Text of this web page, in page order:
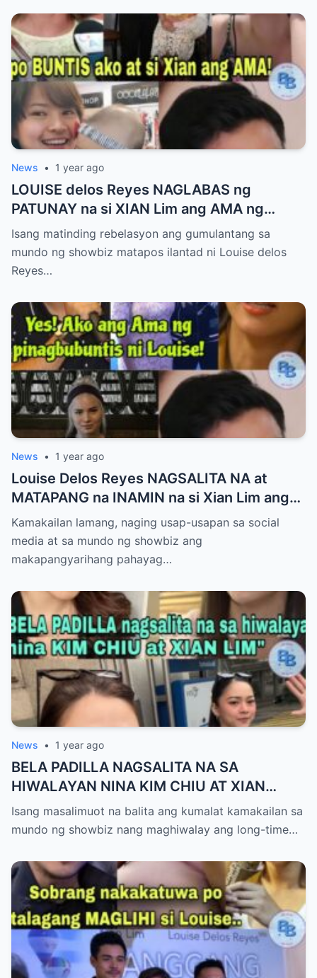
News • 1 year ago
LOUISE delos Reyes NAGLABAS ng
PATUNAY na si XIAN Lim ang AMA ng
Kaniyang PINAGBUBUNTIS!
Isang matinding rebelasyon ang gumulantang sa
mundo ng showbiz matapos ilantad ni Louise delos
Reyes…
News • 1 year ago
Louise Delos Reyes NAGSALITA NA at
MATAPANG na INAMIN na si Xian Lim ang
AMA ng Pinagbubuntis nya!-A
Kamakailan lamang, naging usap-usapan sa social
media at sa mundo ng showbiz ang
makapangyarihang pahayag…
News • 1 year ago
BELA PADILLA NAGSALITA NA SA
HIWALAYAN NINA KIM CHIU AT XIAN
LIM,!BUONG DETALYE ALAMIN
Isang masalimuot na balita ang kumalat kamakailan sa
mundo ng showbiz nang maghiwalay ang long-time…